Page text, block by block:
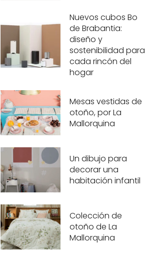
Nuevos cubos Bo
de Brabantia:
diseño y
sostenibilidad para
cada rincón del
hogar
Mesas vestidas de
otoño, por La
Mallorquina
Un dibujo para
decorar una
habitación infantil
Colección de
otoño de La
Mallorquina